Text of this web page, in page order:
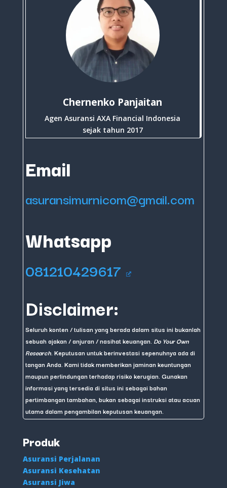
Chernenko Panjaitan
Agen Asuransi AXA Financial Indonesia
sejak tahun 2017
Email
asuransimurnicom@gmail.com
Whatsapp
081210429617
Disclaimer:
Seluruh konten / tulisan yang berada dalam situs ini bukanlah
sebuah ajakan / anjuran / nasihat keuangan. Do Your Own
Research . Keputusan untuk berinvestasi sepenuhnya ada di
tangan Anda. Kami tidak memberikan jaminan keuntungan
maupun perlindungan terhadap risiko kerugian. Gunakan
informasi yang tersedia di situs ini sebagai bahan
pertimbangan tambahan, bukan sebagai instruksi atau acuan
utama dalam pengambilan keputusan keuangan.
Produk
Asuransi Perjalanan
Asuransi Kesehatan
Asuransi Jiwa